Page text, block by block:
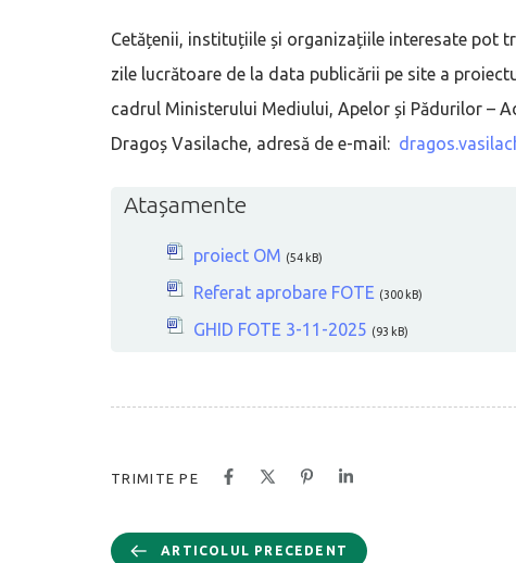
Cetățenii, instituțiile și organizațiile interesate pot
zile lucrătoare de la data publicării pe site a
cadrul Ministerului Mediului, Apelor și Pădurilor –
Dragoș Vasilache, adresă de e-mail:
Atașamente
proiect OM (54 kB)
Referat aprobare FOTE (300 kB)
GHID FOTE 3-11-2025 (93 kB)
TRIMITE PE
ARTICOLUL PRECEDENT